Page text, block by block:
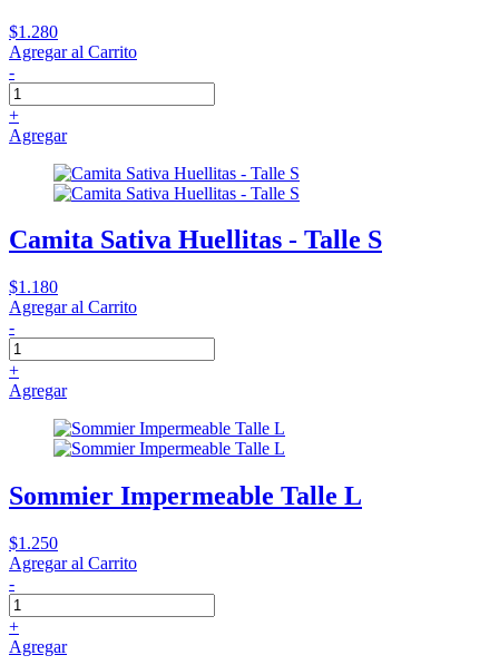
$1.280
Agregar al Carrito
-
+
Agregar
Camita Sativa Huellitas - Talle S
$1.180
Agregar al Carrito
-
+
Agregar
Sommier Impermeable Talle L
$1.250
Agregar al Carrito
-
+
Agregar